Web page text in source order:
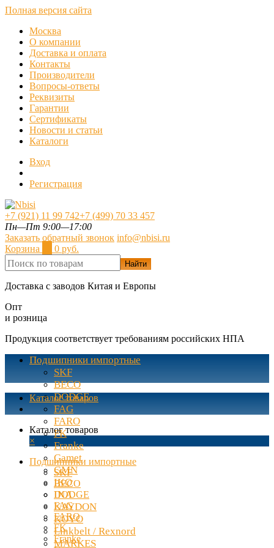
Полная версия сайта
Москва
О компании
Доставка и оплата
Контакты
Производители
Вопросы-ответы
Реквизиты
Гарантии
Сертификаты
Новости и статьи
Каталоги
Вход
Регистрация
+7 (921) 11 99 742+7 (499) 70 33 457
Пн—Пт 9:00—17:00
Заказать обратный звонок info@nbisi.ru
Корзина
0 руб.
Найти
Доставка с заводов Китая и Европы
Опт
и розница
Продукция соответствует требованиям российских НПА
Подшипники импортные
SKF
BECO
DODGE
FAG
FARO
FK
Franke
Gamet
GMN
IKO
INA
KAYDON
KOYO
Linkbelt / Rexnord
MARKES
Каталог товаров
Каталог товаров
×
Подшипники импортные
SKF
BECO
DODGE
FAG
FARO
FK
Franke